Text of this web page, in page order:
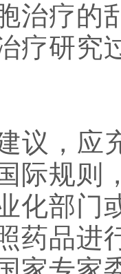
治疗的
疗研究
，应充
际规则
化部门
药品进